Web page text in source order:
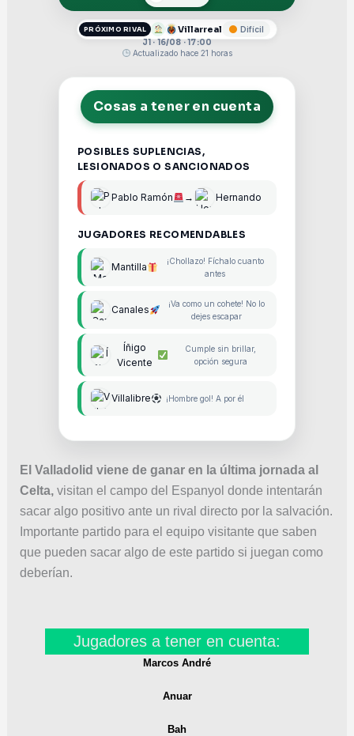
PRÓXIMO RIVAL Villarreal
Difícil
J1 · 16/08 · 17:00
Actualizado hace 21 horas
Cosas a tener en cuenta
POSIBLES SUPLENCIAS,
LESIONADOS O SANCIONADOS
Pablo Ramón → Hernando
JUGADORES RECOMENDABLES
Mantilla
¡Chollazo! Fíchalo cuanto
antes
Canales
¡Va como un cohete! No lo
dejes escapar
Íñigo
Vicente
Cumple sin brillar,
opción segura
Villalibre ¡Hombre gol! A por él
El Valladolid viene de ganar en la última jornada al
Celta,visitan el campo del Espanyol donde intentarán
sacar algo positivo ante un rival directo por la salvación.
Importante partido para el equipo visitante que saben
que pueden sacar algo de este partido si juegan como
deberían.
Jugadores a tener en cuenta:
Marcos André
Anuar
Bah